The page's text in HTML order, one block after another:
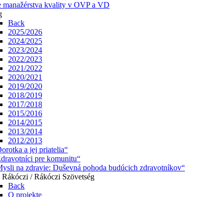
manažérstva kvality v OVP a VD
Back
2025/2026
2024/2025
2023/2024
2022/2023
2021/2022
2020/2021
2019/2020
2018/2019
2017/2018
2015/2016
2014/2015
2013/2014
2012/2013
a jej priatelia“
pre komunitu“
na zdravie: Duševná pohoda budúcich zdravotníkov“
Rákóczi / Rákóczi Szövetség
Back
O projekte